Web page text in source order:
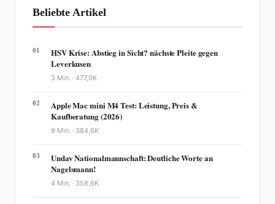
Beliebte Artikel
01
HSV Krise: Abstieg in Sicht? nächste Pleite gegen
Leverkusen
3 Min. ·477,0K
02
Apple Mac mini M4 Test: Leistung, Preis &
Kaufberatung (2026)
9 Min. · 384,6K
03
Undav Nationalmannschaft: Deutliche Worte an
Nagelsmann!
4 Min. · 358,6K